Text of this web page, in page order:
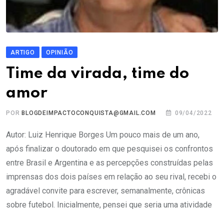
ARTIGO OPINIÃO
Time da virada, time do
amor
PORBLOGDEIMPACTOCONQUISTA@GMAIL.COM 09/04/2022
Autor: Luiz Henrique Borges Um pouco mais de um ano,
após finalizar o doutorado em que pesquisei os confrontos
entre Brasil e Argentina e as percepções construídas pelas
imprensas dos dois países em relação ao seu rival, recebi o
agradável convite para escrever, semanalmente, crônicas
sobre futebol. Inicialmente, pensei que seria uma atividade